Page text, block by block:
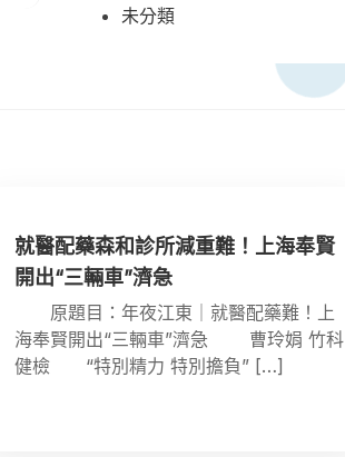
未分類
就醫配藥森和診所減重難！上海奉賢
開出“三輛車”濟急
原題目：年夜江東｜就醫配藥難！上
海奉賢開出“三輛車”濟急 曹玲娟 竹科
健檢 “特別精力 特別擔負” […]